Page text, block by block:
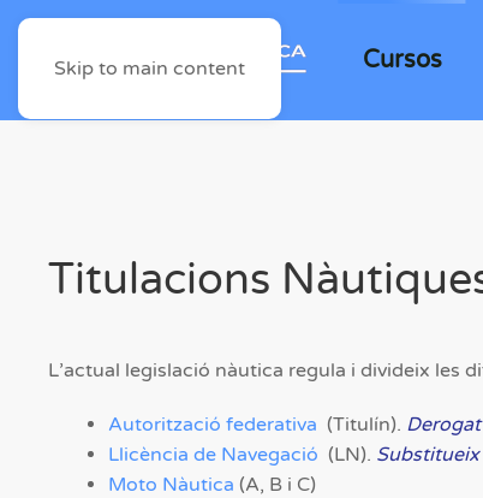
Skip to main content Cursos
Titulacions
L’actual legislació nàutica regula i divideix les
Autorització federativa (Titulín).
Llicència de Navegació (LN). Substitueix
Moto Nàutica (A, B i C)